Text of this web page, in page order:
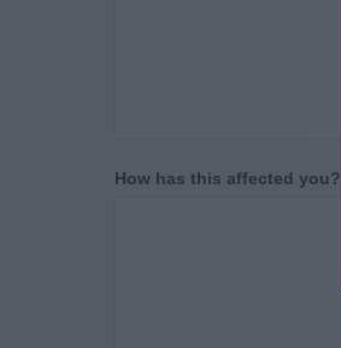
How has this affected you?